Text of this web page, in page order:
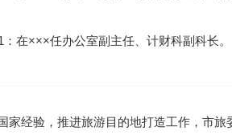
：在×××任办公室副主任、计财科副科长。
家经验，推进旅游目的地打造工作，市